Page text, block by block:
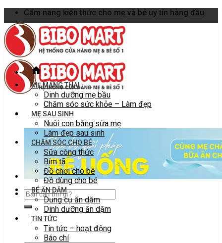
Skip
to
content
Cẩm nang kiến thức cho mẹ và bé uy tín hàng đầu
MẸ MANG THAI
Dinh dưỡng mẹ bầu
Chăm sóc sức khỏe – Làm đẹp
MẸ SAU SINH
Nuôi con bằng sữa mẹ
Làm đẹp sau sinh
CHĂM SÓC CHO BÉ
Sữa công thức
Bỉm tã
Đồ chơi cho bé
Đồ dùng cho bé
BÉ ĂN DẶM
Dụng cụ ăn dặm
Dinh dưỡng ăn dặm
TIN TỨC
Tin tức – hoạt động
Báo chí